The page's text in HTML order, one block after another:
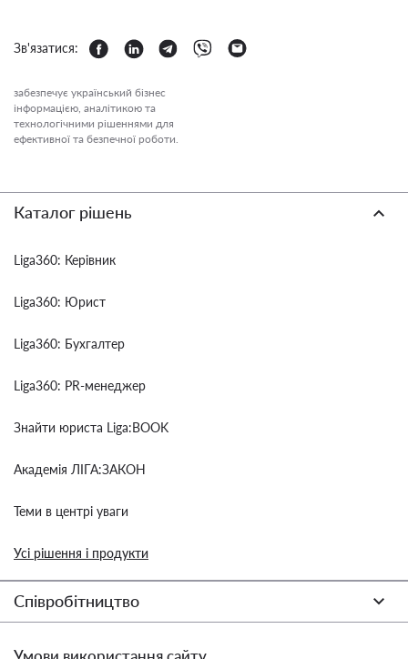
Зв'язатися:
забезпечує український бізнес
інформацією, аналітикою та
технологічними рішеннями для
ефективної та безпечної роботи.
Каталог рішень
Liga360: Керівник
Liga360: Юрист
Liga360: Бухгалтер
Liga360: PR-менеджер
Знайти юриста Liga:BOOK
Академія ЛІГА:ЗАКОН
Теми в центрі уваги
Усі рішення і продукти
Співробітництво